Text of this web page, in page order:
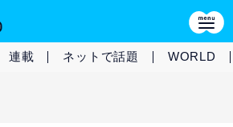
連載 ネットで話題 WORLD